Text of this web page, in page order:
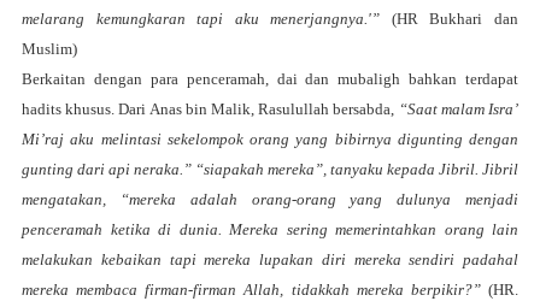
melarang kemungkaran tapi aku menerjangnya.'” (HR Bukhari dan
Muslim)
Berkaitan dengan para penceramah, dai dan mubaligh bahkan terdapat
hadits khusus. Dari Anas bin Malik, Rasulullah bersabda,
“Saat malam Isra’
Mi’raj aku melintasi sekelompok orang yang bibirnya digunting dengan
gunting dari api neraka.” “siapakah mereka”, tanyaku kepada Jibril. Jibril
mengatakan, “mereka adalah orang-orang yang dulunya menjadi
penceramah ketika di dunia. Mereka sering memerintahkan orang lain
melakukan kebaikan tapi mereka lupakan diri mereka sendiri padahal
mereka membaca firman-firman Allah, tidakkah mereka berpikir?”(HR.